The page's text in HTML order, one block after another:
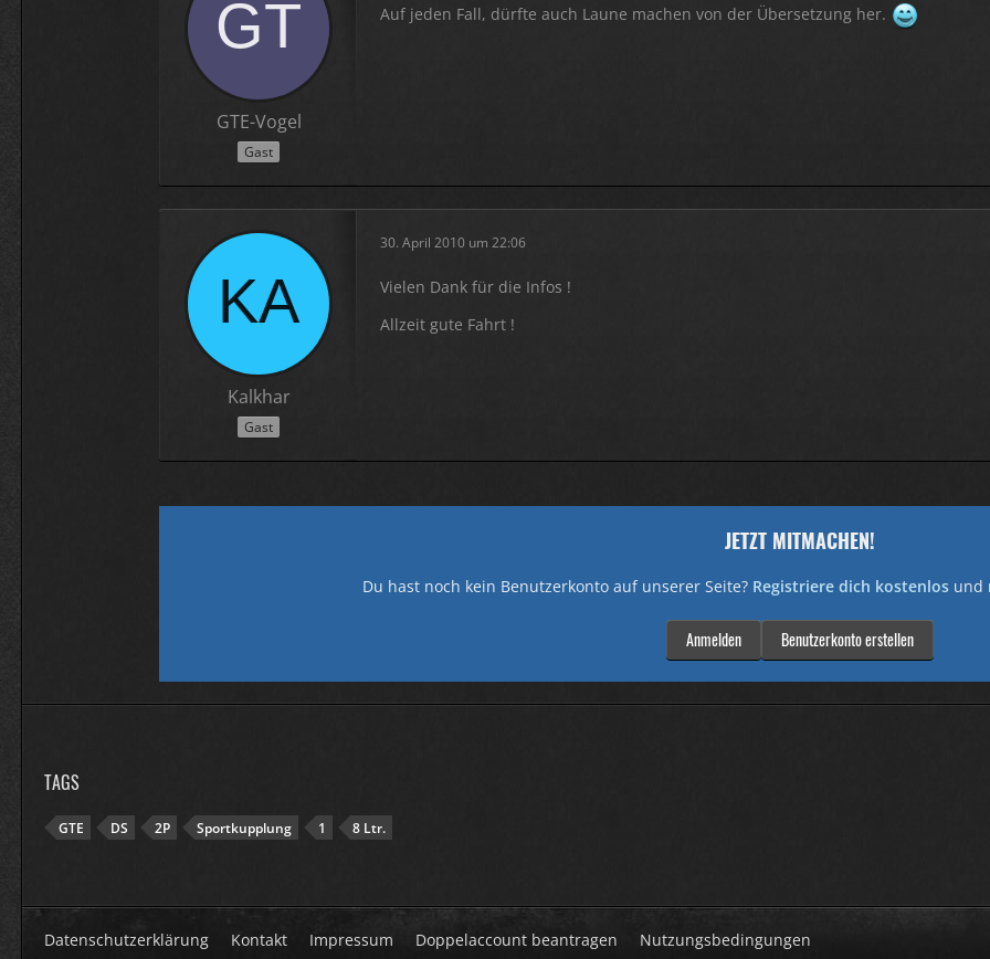
GTE-Vogel
Gast
Auf jeden Fall, dürfte auch Laune machen von der Übersetzung her.
Kalkhar
Gast
30. April 2010 um 22:06
Vielen Dank für die Infos !
Allzeit gute Fahrt !
JETZT MITMACHEN!
Du hast noch kein Benutzerkonto auf unserer Seite? Registriere dich kostenlosund
Benutzerkonto erstellen
Anmelden
TAGS
GTE DS 2P Sportkupplung 1 8 Ltr.
Datenschutzerklärung Kontakt Impressum Doppelaccount beantragen Nutzungsbedingungen